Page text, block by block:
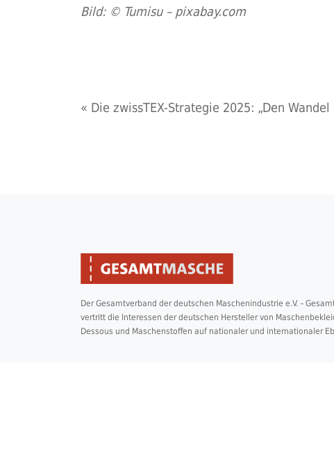
Bild: © Tumisu – pixabay.com
« Die zwissTEX-Strategie 2025: „Den
Der Gesamtverband der deutschen Maschenindustrie e.V. –
vertritt die Interessen der deutschen Hersteller von
Dessous und Maschenstoffen auf nationaler und internationaler